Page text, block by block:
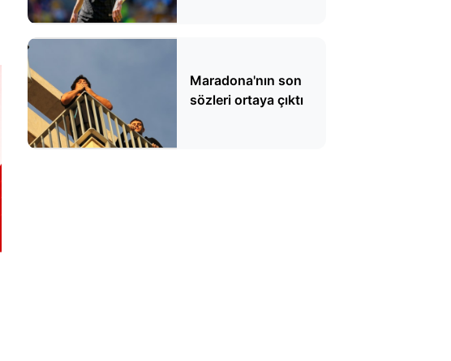
Maradona'nın son
sözleri ortaya çıktı